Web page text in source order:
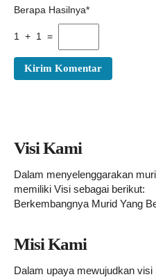
Berapa Hasilnya*
1 + 1 =
Visi Kami
Dalam menyelenggarakan
memiliki Visi sebagai berikut:
Berkembangnya Murid Yang
Misi Kami
Dalam upaya mewujudkan